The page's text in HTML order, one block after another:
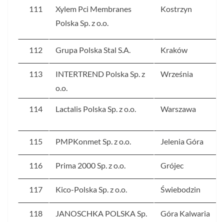
111
Xylem Pci Membranes
Polska Sp. z o.o.
Kostrzyn
112 Grupa Polska Stal S.A. Kraków
113
INTERTREND Polska Sp. z
o.o.
Września
114 Lactalis Polska Sp. z o.o. Warszawa
115 PMPKonmet Sp. z o.o. Jelenia Góra
116 Prima 2000 Sp. z o.o. Grójec
117 Kico-Polska Sp. z o.o. Świebodzin
118
JANOSCHKA POLSKA Sp.
Góra Kalwaria